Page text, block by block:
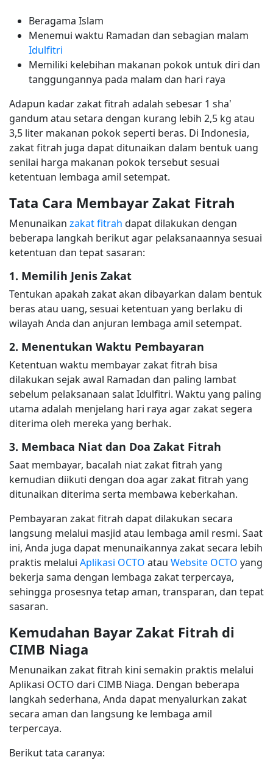
Beragama Islam
Menemui waktu Ramadan dan sebagian malam
Idulfitri
Memiliki kelebihan makanan pokok untuk diri dan
tanggungannya pada malam dan hari raya
Adapun kadar zakat fitrah adalah sebesar 1 sha’
gandum atau setara dengan kurang lebih 2,5 kg atau
3,5 liter makanan pokok seperti beras. Di Indonesia,
zakat fitrah juga dapat ditunaikan dalam bentuk uang
senilai harga makanan pokok tersebut sesuai
ketentuan lembaga amil setempat.
Tata Cara Membayar Zakat Fitrah
Menunaikan zakat fitrah dapat dilakukan dengan
beberapa langkah berikut agar pelaksanaannya sesuai
ketentuan dan tepat sasaran:
1. Memilih Jenis Zakat
Tentukan apakah zakat akan dibayarkan dalam bentuk
beras atau uang, sesuai ketentuan yang berlaku di
wilayah Anda dan anjuran lembaga amil setempat.
2. Menentukan Waktu Pembayaran
Ketentuan waktu membayar zakat fitrah bisa
dilakukan sejak awal Ramadan dan paling lambat
sebelum pelaksanaan salat Idulfitri. Waktu yang paling
utama adalah menjelang hari raya agar zakat segera
diterima oleh mereka yang berhak.
3. Membaca Niat dan Doa Zakat Fitrah
Saat membayar, bacalah niat zakat fitrah yang
kemudian diikuti dengan doa agar zakat fitrah yang
ditunaikan diterima serta membawa keberkahan.
Pembayaran zakat fitrah dapat dilakukan secara
langsung melalui masjid atau lembaga amil resmi. Saat
ini, Anda juga dapat menunaikannya zakat secara lebih
praktis melalui Aplikasi OCTO atau Website OCTO yang
bekerja sama dengan lembaga zakat terpercaya,
sehingga prosesnya tetap aman, transparan, dan tepat
sasaran.
Kemudahan Bayar Zakat Fitrah di
CIMB Niaga
Menunaikan zakat fitrah kini semakin praktis melalui
Aplikasi OCTO dari CIMB Niaga. Dengan beberapa
langkah sederhana, Anda dapat menyalurkan zakat
secara aman dan langsung ke lembaga amil
terpercaya.
Berikut tata caranya: